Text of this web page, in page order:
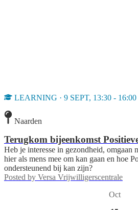
LEARNING · 9 SEPT, 13:30 - 16:00
Naarden
Terugkom bijeenkomst
Heb je interesse in gezondheid, omgaan
hier als mens mee om kan gaan en hoe
ondersteunend bij kan zijn?
Posted by Versa Vrijwilligerscentrale
Oct